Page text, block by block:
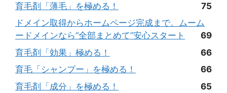
育毛剤「薄毛」を極める！
75
ドメイン取得からホームページ完成まで。ムーム
ードメインなら“全部まとめて”安心スタート
69
育毛剤「効果」極める！
66
育毛「シャンプー」を極める！
66
育毛剤「成分」を極める！
65